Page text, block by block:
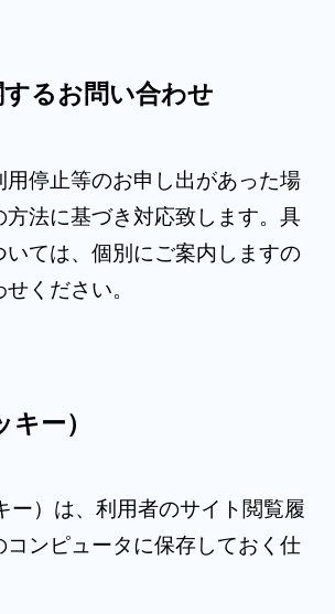
るお問い合わせ
用停止等のお申し出があった場
方法に基づき対応致します。具
いては、個別にご案内しますの
ください。
ー）
ー）は、利用者のサイト閲覧履
コンピュータに保存しておく仕